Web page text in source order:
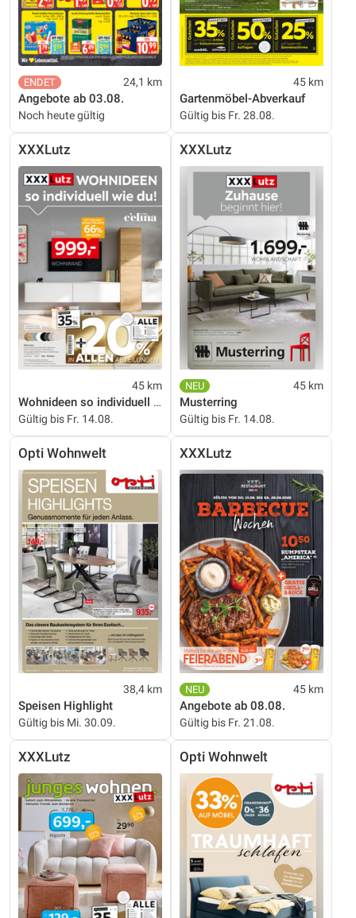
24,1 km
Angebote ab 03.08.
Noch heute gültig
45 km
Gartenmöbel-Abverkauf
Gültig bis Fr. 28.08.
XXXLutz
45 km
Wohnideen so individuell wie du!
Gültig bis Fr. 14.08.
XXXLutz
45 km
Musterring
Gültig bis Fr. 14.08.
Opti Wohnwelt
38,4 km
Speisen Highlight
Gültig bis Mi. 30.09.
XXXLutz
45 km
Angebote ab 08.08.
Gültig bis Fr. 21.08.
XXXLutz Opti Wohnwelt